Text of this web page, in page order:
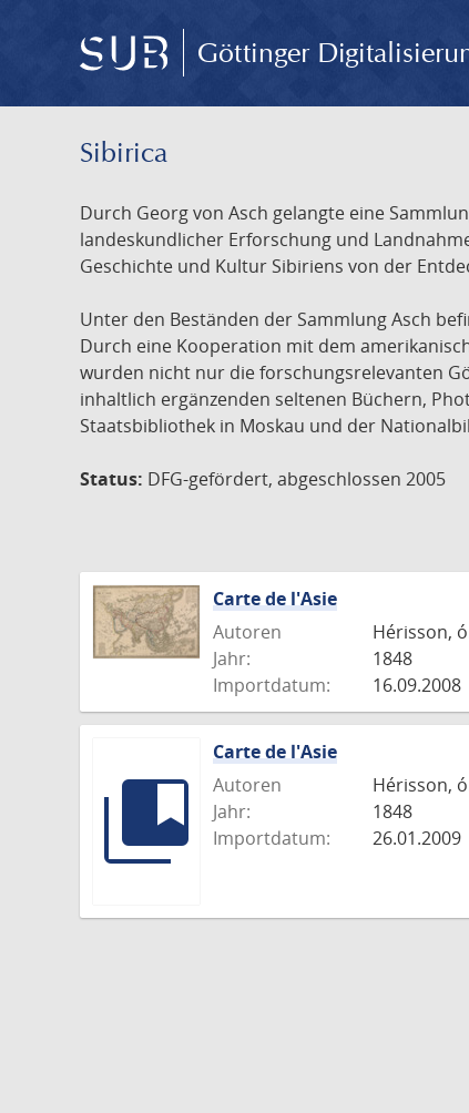
Göttinger
Sibirica
Durch Georg von Asch gelangte eine
landeskundlicher Erforschung und
Geschichte und Kultur Sibiriens von der
Unter den Beständen der Sammlung Asch
Durch eine Kooperation mit dem
wurden nicht nur die forschungsrelevanten
inhaltlich ergänzenden seltenen Büchern,
Staatsbibliothek in Moskau und der
Status: DFG-gefördert, abgeschlossen 2005
Carte de l'Asie
Autoren
Hérisson,
Jahr:
1848
Importdatum:
16.09.2008
Carte de l'Asie
Autoren
Hérisson,
Jahr:
1848
Importdatum:
26.01.2009